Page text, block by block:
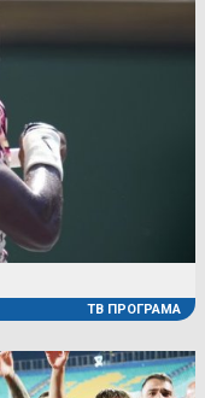
ТВ ПРОГРАМА